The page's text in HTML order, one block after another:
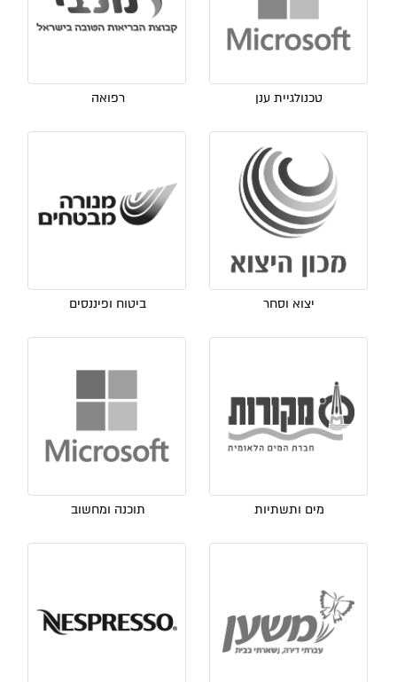
טכנולגיית ענן רפואה
יצוא וסחר ביטוח ופיננסים
מים ותשתיות תוכנה ומחשוב